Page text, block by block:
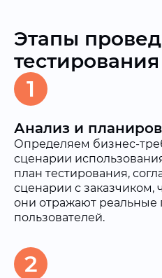
Этапы
тестирования
1
Анализ и
Определяем бизнес-
сценарии
план тестирования,
сценарии с заказчиком,
они отражают реальные
пользователей.
2